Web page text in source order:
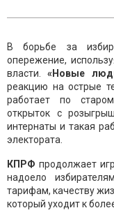
В борьбе за
опережение,
власти.«Новые
реакцию на острые
работает по
открыток с
интернаты и такая
электората.
КПРФ продолжает
надоело
тарифам, качеству
который уходит к